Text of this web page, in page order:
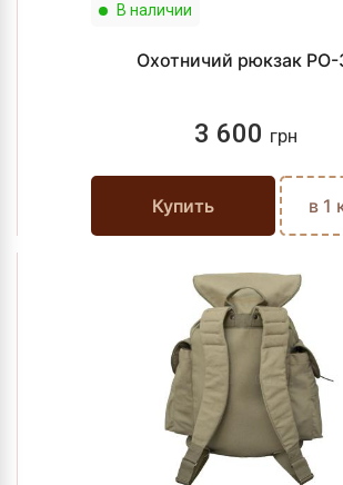
В наличии
Охотничий рюкзак PO-
3 600 грн
Купить в 1